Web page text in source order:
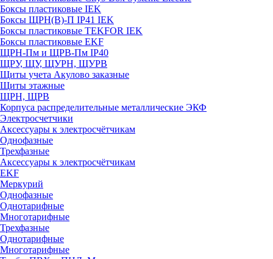
Боксы пластиковые IEK
Боксы ЩРН(В)-П IP41 IEK
Боксы пластиковые TEKFOR IEK
Боксы пластиковые EKF
ЩРН-Пм и ЩРВ-Пм IP40
ЩРУ, ЩУ, ЩУРН, ЩУРВ
Щиты учета Акулово заказные
Щиты этажные
ЩРН, ЩРВ
Корпуса распределительные металлические ЭКФ
Электросчетчики
Аксессуары к электросчётчикам
Однофазные
Трехфазные
Аксессуары к электросчётчикам
EKF
Меркурий
Однофазные
Однотарифные
Многотарифные
Трехфазные
Однотарифные
Многотарифные